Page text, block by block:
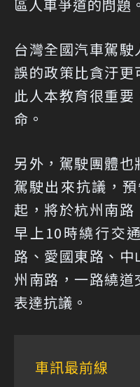
區人車爭道的問題。
台灣全國汽車駕
誤的政策比貪汙
此人本教育很重
命。
另外，駕駛團體
駕駛出來抗議，
起，將於杭州南路
早上10時繞行交
路、愛國東路、
州南路，一路繞
表達抗議。
車訊最前線